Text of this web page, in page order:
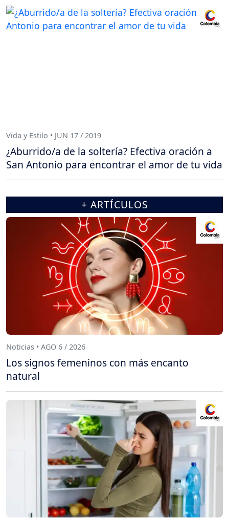
Vida y Estilo • JUN 17 / 2019
¿Aburrido/a de la soltería? Efectiva oración a
San Antonio para encontrar el amor de tu vida
+ ARTÍCULOS
Noticias • AGO 6 / 2026
Los signos femeninos con más encanto
natural